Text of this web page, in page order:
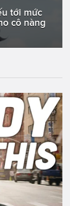
tới mức
cô nàng